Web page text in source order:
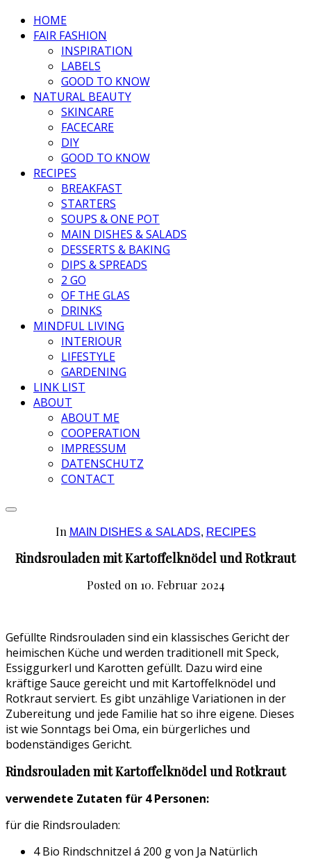
HOME
FAIR FASHION
INSPIRATION
LABELS
GOOD TO KNOW
NATURAL BEAUTY
SKINCARE
FACECARE
DIY
GOOD TO KNOW
RECIPES
BREAKFAST
STARTERS
SOUPS & ONE POT
MAIN DISHES & SALADS
DESSERTS & BAKING
DIPS & SPREADS
2 GO
OF THE GLAS
DRINKS
MINDFUL LIVING
INTERIOUR
LIFESTYLE
GARDENING
LINK LIST
ABOUT
ABOUT ME
COOPERATION
IMPRESSUM
DATENSCHUTZ
CONTACT
In MAIN DISHES & SALADS, RECIPES
Rindsrouladen mit Kartoffelknödel und Rotkraut
Posted on 10. Februar 2024
Gefüllte Rindsrouladen sind ein klassisches Gericht der
heimischen Küche und werden traditionell mit Speck,
Essiggurkerl und Karotten gefüllt. Dazu wird eine
kräftige Sauce gereicht und mit Kartoffelknödel und
Rotkraut serviert. Es gibt unzählige Variationen in der
Zubereitung und jede Familie hat so ihre eigene. Dieses
ist wie Sonntags bei Oma, ein bürgerliches und
bodenständiges Gericht.
Rindsrouladen mit Kartoffelknödel und Rotkraut
verwendete Zutaten für 4 Personen:
für die Rindsrouladen:
4 Bio Rindschnitzel á 200 g von Ja Natürlich